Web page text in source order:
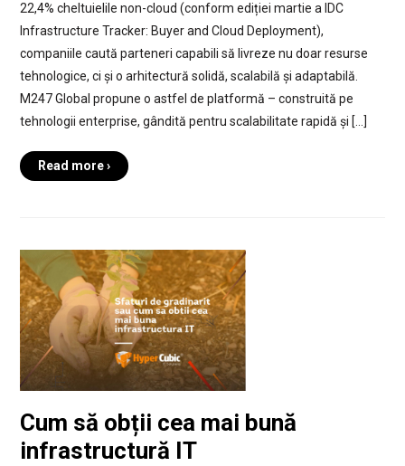
22,4% cheltuielile non-cloud (conform ediției martie a IDC
Infrastructure Tracker: Buyer and Cloud Deployment),
companiile caută parteneri capabili să livreze nu doar resurse
tehnologice, ci și o arhitectură solidă, scalabilă și adaptabilă.
M247 Global propune o astfel de platformă – construită pe
tehnologii enterprise, gândită pentru scalabilitate rapidă și […]
Read more ›
Cum să obții cea mai bună
infrastructură IT